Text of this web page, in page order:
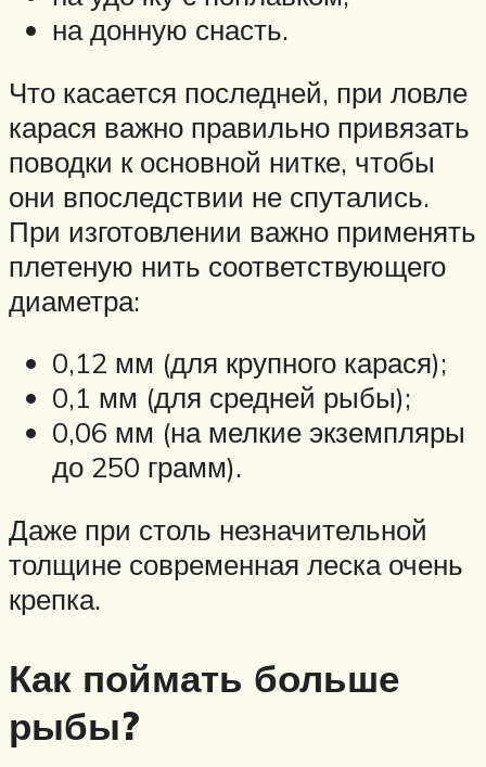
на донную снасть.
Что касается последней, при ловле
карася важно правильно привязать
поводки к основной нитке, чтобы
они впоследствии не спутались.
При изготовлении важно применять
плетеную нить соответствующего
диаметра:
0,12 мм (для крупного карася);
0,1 мм (для средней рыбы);
0,06 мм (на мелкие экземпляры
до 250 грамм).
Даже при столь незначительной
толщине современная леска очень
крепка.
Как поймать больше
рыбы?